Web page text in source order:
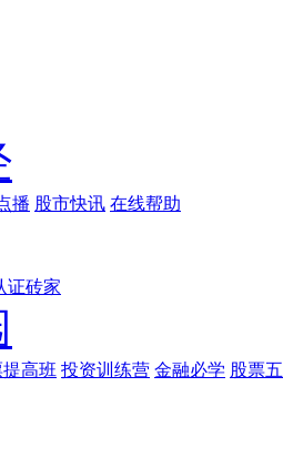
播 股市快讯 在线帮助
证砖家
提高班 投资训练营 金融必学 股票